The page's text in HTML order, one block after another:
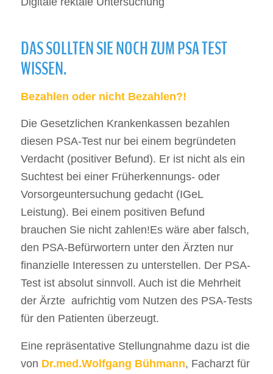
DAS SOLLTEN SIE NOCH ZUM PSA TEST
WISSEN.
Bezahlen oder nicht Bezahlen?!
Die Gesetzlichen Krankenkassen bezahlen
diesen PSA-Test nur bei einem begründeten
Verdacht (positiver Befund). Er ist nicht als ein
Suchtest bei einer Früherkennungs- oder
Vorsorgeuntersuchung gedacht (IGeL
Leistung). Bei einem positiven Befund
brauchen Sie nicht zahlen!Es wäre aber falsch,
den PSA-Befürwortern unter den Ärzten nur
finanzielle Interessen zu unterstellen. Der PSA-
Test ist absolut sinnvoll. Auch ist die Mehrheit
der Ärzte aufrichtig vom Nutzen des PSA-Tests
für den Patienten überzeugt.
Eine repräsentative Stellungnahme dazu ist die
von Dr.med.Wolfgang Bühmann, Facharzt für